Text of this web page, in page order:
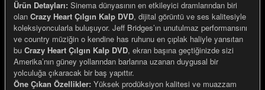
Ürün Detayları: Sinema dünyasının en etkileyici dramlarından biri
olan Crazy Heart Çılgın Kalp DVD, dijital görüntü ve ses kalitesiyle
koleksiyoncularla buluşuyor. Jeff Bridges’ın unutulmaz performansını
ve country müziğin o kendine has ruhunu en çıplak haliyle yansıtan
bu Crazy Heart Çılgın Kalp DVD, ekran başına geçtiğinizde sizi
Amerika’nın güney yollarından barlarına uzanan duygusal bir
yolculuğa çıkaracak bir baş yapıttır.
Öne Çıkan Özellikler: Yüksek prodüksiyon kalitesi ve muazzam